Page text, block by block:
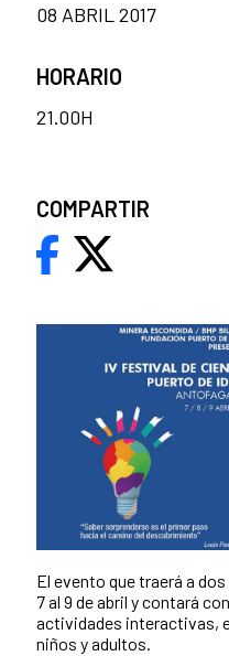
El evento que traerá a
7 al 9 de abril y contará
actividades interactivas,
niños y adultos.
08 ABRIL 2017
HORARIO
21.00H
COMPARTIR